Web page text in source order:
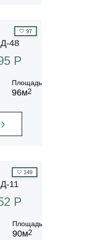
🤍 97
48
P
Площадь
96м2
🤍 149
11
P
Площадь
90м2